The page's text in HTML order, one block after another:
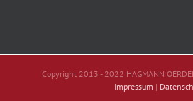
Copyright 2013 - 2022 HAGMANN
Impressum |